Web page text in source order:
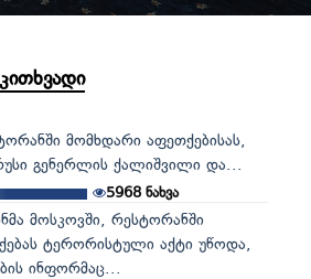
მომხდარი აფეთქებისას,
გენერლის ქალიშვილი და...
5968 ნახვა
მოსკოვში, რესტორანში
ტერორისტული აქტი უწოდა,
ინფორმაც...